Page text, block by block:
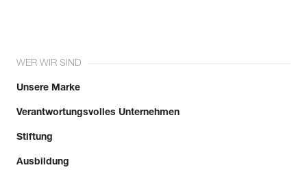
WER WIR SIND
Unsere Marke
Verantwortungsvolles Unternehmen
Stiftung
Ausbildung